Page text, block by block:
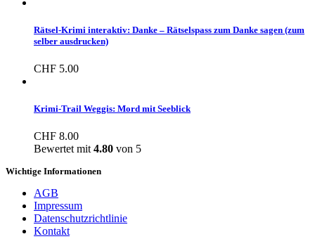
Rätsel-Krimi interaktiv: Danke – Rätselspass zum Danke sagen (zum
selber ausdrucken)
CHF 5.00
Krimi-Trail Weggis: Mord mit Seeblick
CHF 8.00
Bewertet mit 4.80 von 5
Wichtige Informationen
AGB
Impressum
Datenschutzrichtlinie
Kontakt